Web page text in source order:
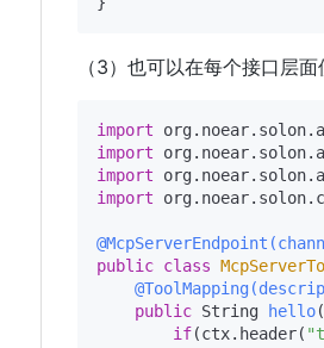
（3）也可以在每个接口层
import
import
import
import
public class
public String hello(
if(ctx.header(